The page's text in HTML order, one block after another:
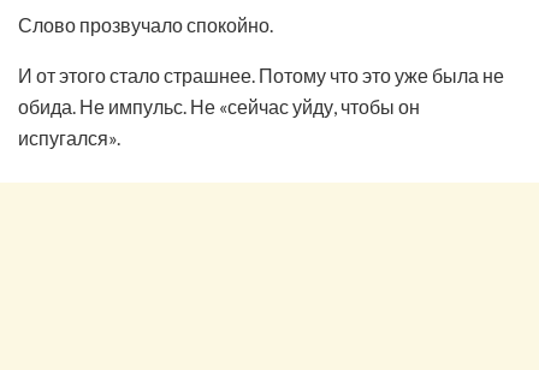
Слово прозвучало спокойно.
И от этого стало страшнее. Потому что это уже была не
обида. Не импульс. Не «сейчас уйду, чтобы он
испугался».